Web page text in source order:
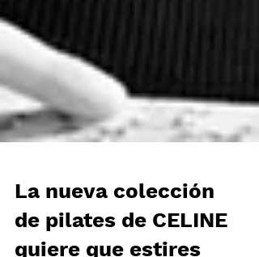
La nueva colección